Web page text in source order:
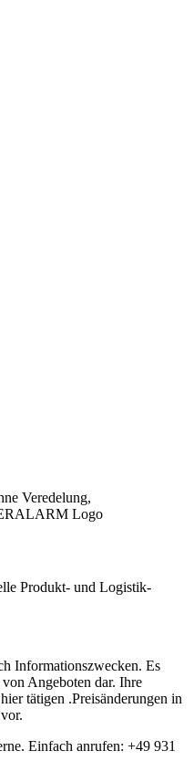
Veredelung,
Logo
Produkt- und Logistik-
Informationszwecken. Es
Angeboten dar. Ihre
tätigen .Preisänderungen in
Einfach anrufen: +49 931